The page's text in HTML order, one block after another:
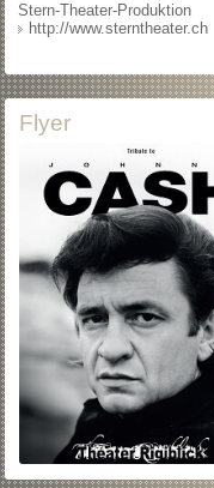
Stern-Theater-Produktion
http://www.sterntheater.ch
Flyer